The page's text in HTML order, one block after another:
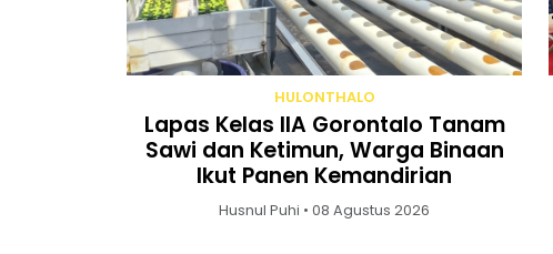
HULONTHALO
Lapas Kelas IIA Gorontalo Tanam
Sawi dan Ketimun, Warga Binaan
Ikut Panen Kemandirian
Husnul Puhi • 08 Agustus 2026